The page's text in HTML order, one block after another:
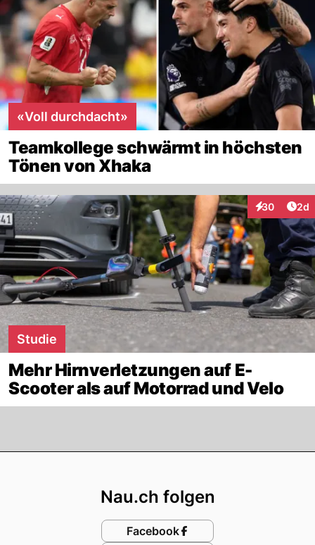
«Voll durchdacht»
Teamkollege schwärmt in höchsten
Tönen von Xhaka
30
Interaktionen
2d
Studie
Mehr Hirnverletzungen auf E-
Scooter als auf Motorrad und Velo
Nau.ch folgen
Facebook